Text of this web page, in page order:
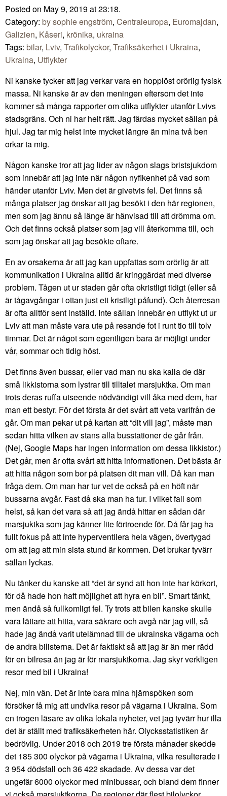
Posted on May 9, 2019 at 23:18.
Category: by sophie engström, Centraleuropa, Euromajdan,
Galizien, Kåseri, krönika, ukraina
Tags: bilar, Lviv, Trafikolyckor, Trafiksäkerhet i Ukraina,
Ukraina, Utflykter
Ni kanske tycker att jag verkar vara en hopplöst orörlig fysisk
massa. Ni kanske är av den meningen eftersom det inte
kommer så många rapporter om olika utflykter utanför Lvivs
stadsgräns. Och ni har helt rätt. Jag färdas mycket sällan på
hjul. Jag tar mig helst inte mycket längre än mina två ben
orkar ta mig.
Någon kanske tror att jag lider av någon slags bristsjukdom
som innebär att jag inte när någon nyfikenhet på vad som
händer utanför Lviv. Men det är givetvis fel. Det finns så
många platser jag önskar att jag besökt i den här regionen,
men som jag ännu så länge är hänvisad till att drömma om.
Och det finns också platser som jag vill återkomma till, och
som jag önskar att jag besökte oftare.
En av orsakerna är att jag kan uppfattas som orörlig är att
kommunikation i Ukraina alltid är kringgärdat med diverse
problem. Tågen ut ur staden går ofta okristligt tidigt (eller så
är tågavgångar i ottan just ett kristligt påfund). Och återresan
är ofta alltför sent inställd. Inte sällan innebär en utflykt ut ur
Lviv att man måste vara ute på resande fot i runt tio till tolv
timmar. Det är något som egentligen bara är möjligt under
vår, sommar och tidig höst.
Det finns även bussar, eller vad man nu ska kalla de där
små likkistorna som lystrar till tilltalet marsjuktka. Om man
trots deras ruffa utseende nödvändigt vill åka med dem, har
man ett bestyr. För det första är det svårt att veta varifrån de
går. Om man pekar ut på kartan att “dit vill jag”, måste man
sedan hitta vilken av stans alla busstationer de går från.
(Nej, Google Maps har ingen information om dessa likkistor.)
Det går, men är ofta svårt att hitta informationen. Det bästa är
att hitta någon som bor på platsen dit man vill. Då kan man
fråga dem. Om man har tur vet de också på en höft när
bussarna avgår. Fast då ska man ha tur. I vilket fall som
helst, så kan det vara så att jag ändå hittar en sådan där
marsjuktka som jag känner lite förtroende för. Då får jag ha
fullt fokus på att inte hyperventilera hela vägen, övertygad
om att jag att min sista stund är kommen. Det brukar tyvärr
sällan lyckas.
Nu tänker du kanske att “det är synd att hon inte har körkort,
för då hade hon haft möjlighet att hyra en bil”. Smart tänkt,
men ändå så fullkomligt fel. Ty trots att bilen kanske skulle
vara lättare att hitta, vara säkrare och avgå när jag vill, så
hade jag ändå varit utelämnad till de ukrainska vägarna och
de andra bilisterna. Det är faktiskt så att jag är än mer rädd
för en bilresa än jag är för marsjuktkorna. Jag skyr verkligen
resor med bil i Ukraina!
Nej, min vän. Det är inte bara mina hjärnspöken som
försöker få mig att undvika resor på vägarna i Ukraina. Som
en trogen läsare av olika lokala nyheter, vet jag tyvärr hur illa
det är ställt med trafiksäkerheten här. Olycksstatistiken är
bedrövlig. Under 2018 och 2019 tre första månader skedde
det 185 300 olyckor på vägarna i Ukraina, vilka resulterade i
3 954 dödsfall och 36 422 skadade. Av dessa var det
ungefär 6000 olyckor med minibussar, och bland dem finner